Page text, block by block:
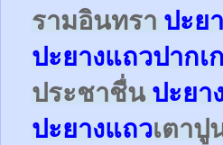
รามอินทรา ปะย
ปะยางแถวปากเ
ประชาชื่น ปะยา
ปะยางแถวเตาปู